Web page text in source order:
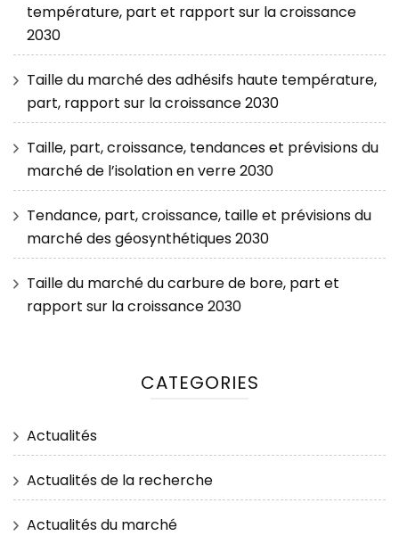
température, part et rapport sur la croissance
2030
Taille du marché des adhésifs haute température,
part, rapport sur la croissance 2030
Taille, part, croissance, tendances et prévisions du
marché de l’isolation en verre 2030
Tendance, part, croissance, taille et prévisions du
marché des géosynthétiques 2030
Taille du marché du carbure de bore, part et
rapport sur la croissance 2030
CATEGORIES
Actualités
Actualités de la recherche
Actualités du marché